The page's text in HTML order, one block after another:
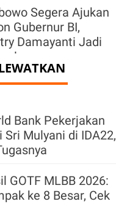
Segera Ajukan
Gubernur BI,
Damayanti Jadi
Rights Issue,
Bukit Uluwatu
Rp 250 Miliar
Berpotensi Lanjut
Jumat (7/8),
Saham Pilihan
Bank Pekerjakan
Sri Mulyani di IDA22,
GOTF MLBB 2026:
ke 8 Besar, Cek